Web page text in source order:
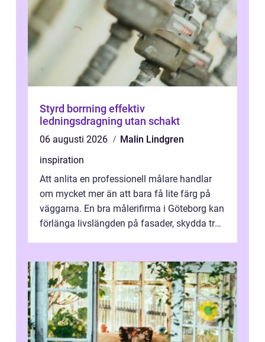
Styrd borrning effektiv
ledningsdragning utan schakt
06 augusti 2026
Malin Lindgren
inspiration
Att anlita en professionell målare handlar
om mycket mer än att bara få lite färg på
väggarna. En bra målerifirma i Göteborg kan
förlänga livslängden på fasader, skydda trä